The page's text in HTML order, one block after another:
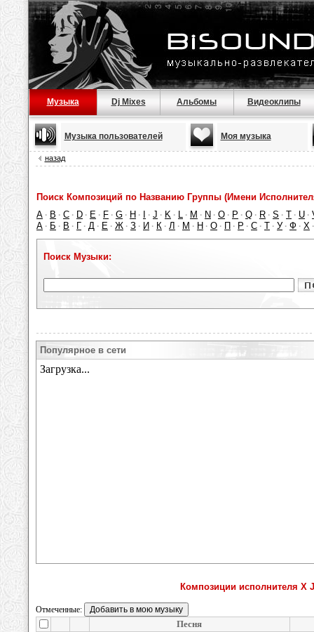
Музыка Dj Mixes Альбомы Видеоклипы
Музыка пользователей Моя музыка
назад
Поиск Композиций по Названию Группы (Имени
A · B · C · D · E · F · G · H · · J · K · L · M · N · O · P · Q · R · S · T · U ·
А · Б · В · Г · Д · Е · Ж · З · И · К · Л · М · Н · О · П · Р · С · Т · У · Ф · Х
Поиск Музыки:
Популярное в сети
Композиции исполнителя X
Отмеченные:
Песня